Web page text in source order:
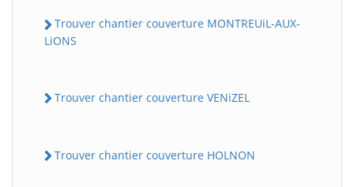
Trouver chantier couverture MONTREUiL-AUX-
LiONS
Trouver chantier couverture VENiZEL
Trouver chantier couverture HOLNON